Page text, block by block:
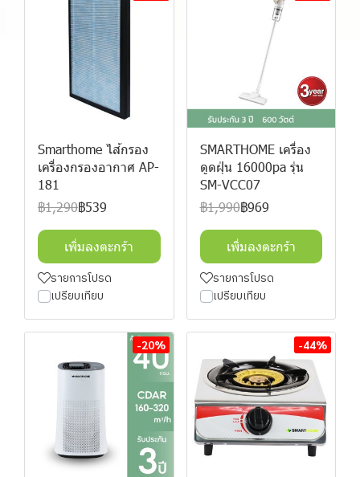
Smarthome ไส้กรอง
เครื่องกรองอากาศ AP-
181
฿1,290฿539
เพิ่มลงตะกร้า
รายการโปรด
เปรียบเทียบ
SMARTHOME เครื่อง
ดูดฝุ่น 16000pa รุ่น
SM-VCC07
฿1,990฿969
เพิ่มลงตะกร้า
รายการโปรด
เปรียบเทียบ
-20% -44%